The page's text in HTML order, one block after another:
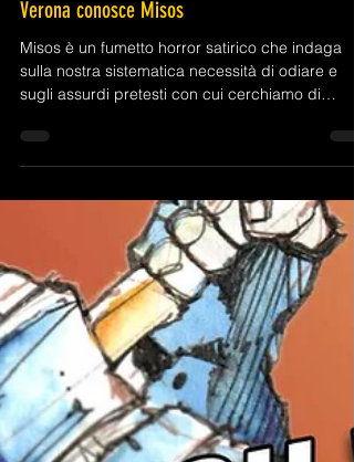
Disegno e Animazione
Verona conosce Misos
Misos è un fumetto horror satirico che indaga
sugli assurdi pretesti con cui cerchiamo di
legittimare la nostra fame di violenza.